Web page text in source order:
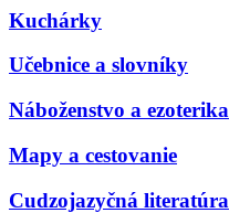
Kuchárky
Učebnice a slovníky
Náboženstvo a ezoterika
Mapy a cestovanie
Cudzojazyčná literatúra